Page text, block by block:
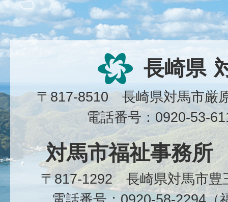
長崎県
〒817-8510 長崎県対馬市
電話番号：0920-53-
対馬市福祉事務所
〒817-1292 長崎県対馬市